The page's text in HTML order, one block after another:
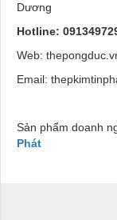
Dương
Hotline:
Web:
Email:
Sản phẩm doanh
Phát